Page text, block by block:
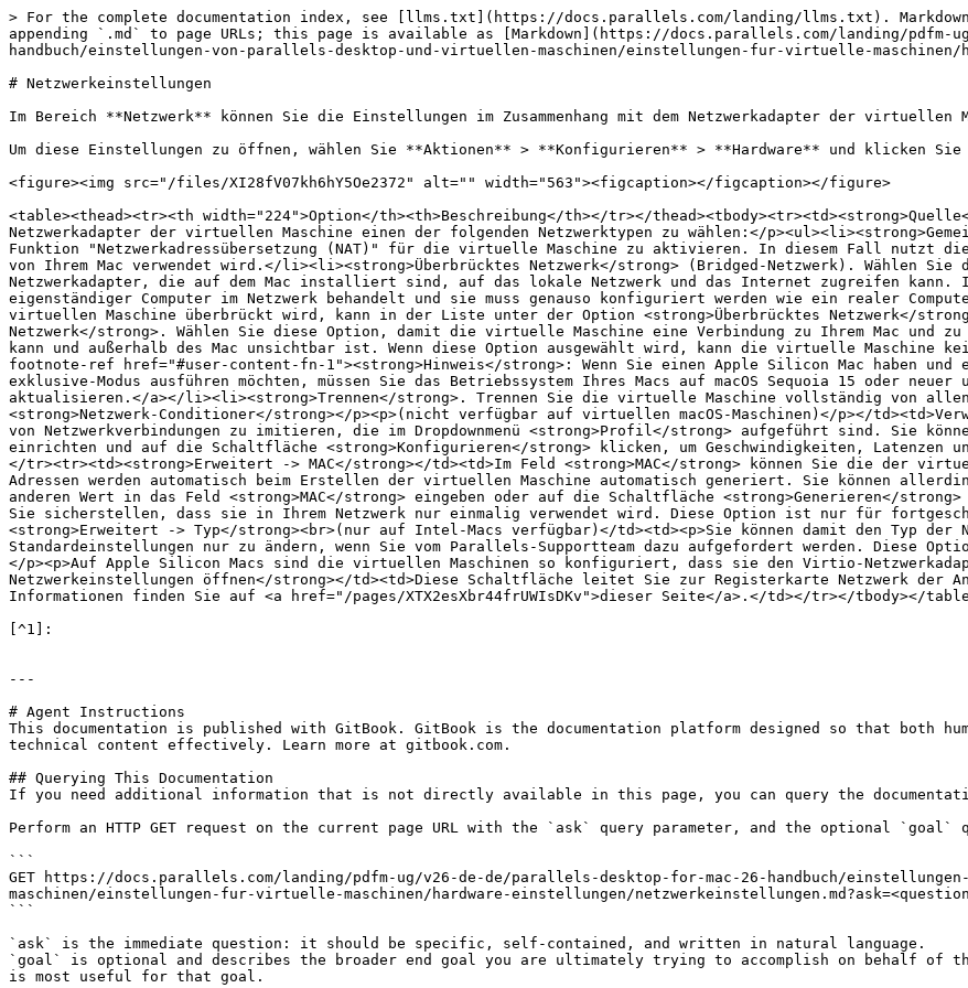
> For the complete documentation index, see [llms.txt](https://docs.parallels.com/landing/llms.txt).
appending `.md` to page URLs; this page is available as [Markdown](https://docs.parallels.com/landing/pdfm-
handbuch/einstellungen-von-parallels-desktop-und-virtuellen-maschinen/einstellungen-fur-virtuelle-maschinen/
# Netzwerkeinstellungen
Im Bereich **Netzwerk** können Sie die Einstellungen im Zusammenhang mit dem Netzwerkadapter der virtuellen
Um diese Einstellungen zu öffnen, wählen Sie **Aktionen** > **Konfigurieren** > **Hardware** und klicken Sie
<figure><img src="/files/XI28fV07kh6hY5Oe2372" alt="" width="563"><figcaption></figcaption></figure>
<table><thead><tr><th width="224">Option</th><th>Beschreibung</th></tr></
Netzwerkadapter der virtuellen Maschine einen der folgenden Netzwerktypen zu wählen:</
Funktion "Netzwerkadressübersetzung (NAT)" für die virtuelle Maschine zu aktivieren. In diesem Fall nutzt
von Ihrem Mac verwendet wird.</li><li><strong>Überbrücktes Netzwerk</strong> (Bridged-Netzwerk). Wählen
Netzwerkadapter, die auf dem Mac installiert sind, auf das lokale Netzwerk und das Internet zugreifen
eigenständiger Computer im Netzwerk behandelt und sie muss genauso konfiguriert werden wie ein realer
virtuellen Maschine überbrückt wird, kann in der Liste unter der Option <strong>Überbrücktes Netzwerk</
Netzwerk</strong>. Wählen Sie diese Option, damit die virtuelle Maschine eine Verbindung zu Ihrem Mac und
kann und außerhalb des Mac unsichtbar ist. Wenn diese Option ausgewählt wird, kann die virtuelle Maschine
footnote-ref href="#user-content-fn-1"><strong>Hinweis</strong>: Wenn Sie einen Apple Silicon Mac haben
exklusive-Modus ausführen möchten, müssen Sie das Betriebssystem Ihres Macs auf macOS Sequoia 15 oder
aktualisieren.</a></li><li><strong>Trennen</strong>. Trennen Sie die virtuelle Maschine vollständig von
<strong>Netzwerk-Conditioner</strong></p><p>(nicht verfügbar auf virtuellen macOS-Maschinen)</p></
von Netzwerkverbindungen zu imitieren, die im Dropdownmenü <strong>Profil</strong> aufgeführt sind. Sie
einrichten und auf die Schaltfläche <strong>Konfigurieren</strong> klicken, um Geschwindigkeiten, Latenzen
</tr><tr><td><strong>Erweitert -> MAC</strong></td><td>Im Feld <strong>MAC</strong> können Sie die der
Adressen werden automatisch beim Erstellen der virtuellen Maschine automatisch generiert. Sie können
anderen Wert in das Feld <strong>MAC</strong> eingeben oder auf die Schaltfläche <strong>Generieren</
Sie sicherstellen, dass sie in Ihrem Netzwerk nur einmalig verwendet wird. Diese Option ist nur für
<strong>Erweitert -> Typ</strong><br>(nur auf Intel-Macs verfügbar)</td><td><p>Sie können damit den Typ der
Standardeinstellungen nur zu ändern, wenn Sie vom Parallels-Supportteam dazu aufgefordert werden. Diese
</p><p>Auf Apple Silicon Macs sind die virtuellen Maschinen so konfiguriert, dass sie den Virtio-
Netzwerkeinstellungen öffnen</strong></td><td>Diese Schaltfläche leitet Sie zur Registerkarte Netzwerk der
Informationen finden Sie auf <a href="/pages/XTX2esXbr44frUWIsDKv">dieser Seite</a>.</td></tr></tbody></
[^1]:
---
# Agent Instructions
This documentation is published with GitBook. GitBook is the documentation platform designed so that both
technical content effectively. Learn more at gitbook.com.
## Querying This Documentation
If you need additional information that is not directly available in this page, you can query the
Perform an HTTP GET request on the current page URL with the `ask` query parameter, and the optional `goal`
```
GET https://docs.parallels.com/landing/pdfm-ug/v26-de-de/parallels-desktop-for-mac-26-handbuch/
maschinen/einstellungen-fur-virtuelle-maschinen/hardware-einstellungen/
```
`ask` is the immediate question: it should be specific, self-contained, and written in natural language.
`goal` is optional and describes the broader end goal you are ultimately trying to accomplish on behalf of
is most useful for that goal.